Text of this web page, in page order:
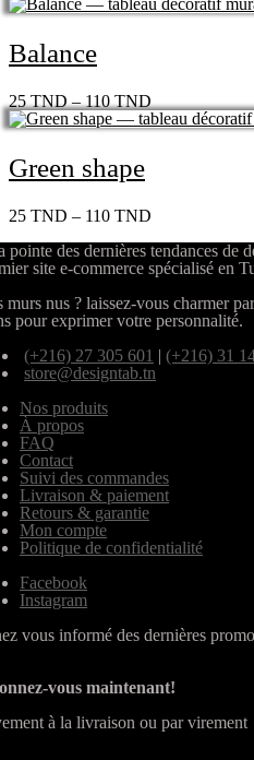
Balance
25TND–110TND
Green shape
25 TND – 110 TND
pointe des dernières tendances de
site e-commerce spécialisé en
murs nus ? laissez-vous charmer
pour exprimer votre personnalité.
(+216) 27 305 601 | (+216) 31
store@designtab.tn
Nos produits
À propos
FAQ
Contact
Suivi des commandes
Livraison & paiement
Retours & garantie
Mon compte
Politique de confidentialité
Facebook
Instagram
vous informé des dernières
vous maintenant!
à la livraison ou par virement